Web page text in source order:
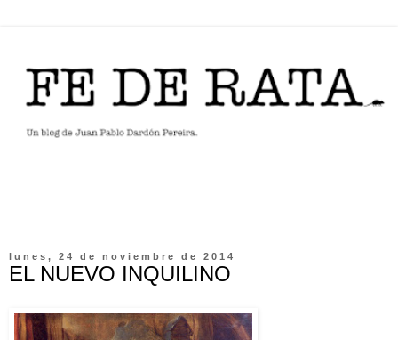
lunes, 24 de noviembre de 2014
EL NUEVO INQUILINO